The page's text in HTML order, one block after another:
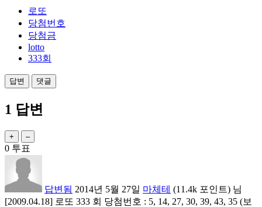
로또
당첨번호
당첨금
lotto
333회
1 답변
0 투표
답변됨 2014년 5월 27일 마체테 (11.4k 포인트) 님
[2009.04.18] 로또 333 회 당첨번호 : 5, 14, 27, 30, 39, 43, 35 (보